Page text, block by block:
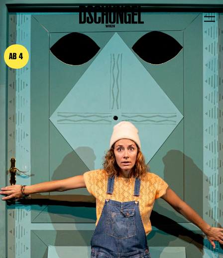
BARRIEREFREI
PROGRAMM
Spielplan
Festivals
Wild & Schön Festival
Gastspiele
Extras
Available for Touring
Archiv
MITSPIELEN
Macht Wahn Sinn
Kinder Kunst
AB 4